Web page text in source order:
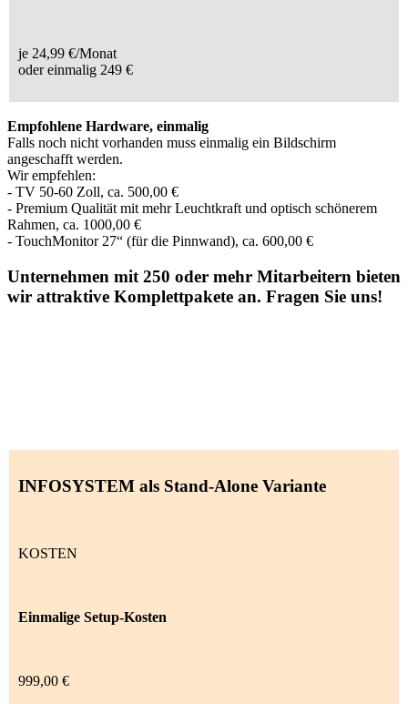
je 24,99 €/Monat
oder einmalig 249 €
Empfohlene Hardware, einmalig
Falls noch nicht vorhanden muss einmalig ein Bildschirm
angeschafft werden.
Wir empfehlen:
- TV 50-60 Zoll, ca. 500,00 €
- Premium Qualität mit mehr Leuchtkraft und optisch schönerem
Rahmen, ca. 1000,00 €
- TouchMonitor 27“ (für die Pinnwand), ca. 600,00 €
Unternehmen mit 250 oder mehr Mitarbeitern bieten
wir attraktive Komplettpakete an. Fragen Sie uns!
INFOSYSTEM als Stand-Alone Variante
KOSTEN
Einmalige Setup-Kosten
999,00 €